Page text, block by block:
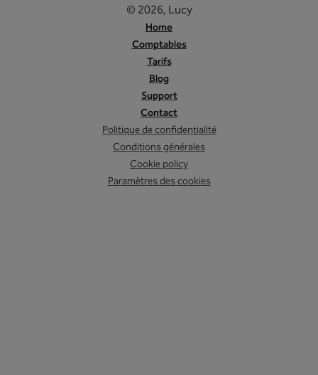
© 2026, Lucy
Home
Comptables
Tarifs
Blog
Support
Contact
Politique de confidentialité
Conditions générales
Cookie policy
Paramètres des cookies